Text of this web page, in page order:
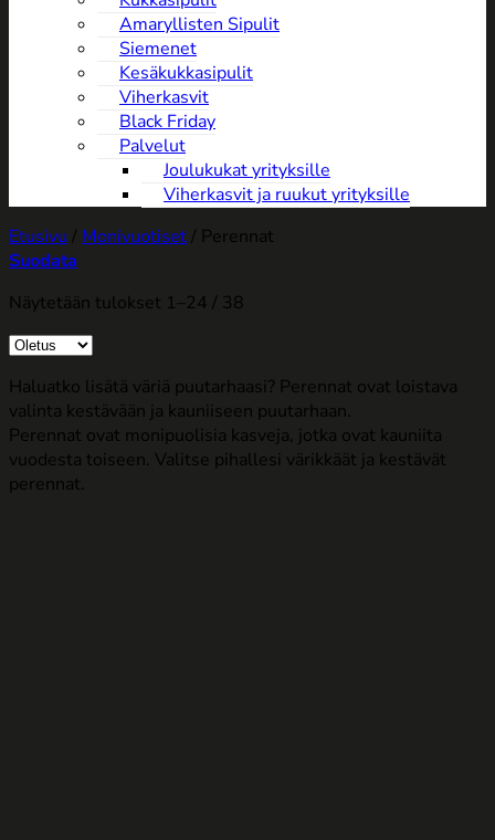
Amaryllisten Sipulit
Siemenet
Kesäkukkasipulit
Viherkasvit
Black Friday
Palvelut
Joulukukat yrityksille
Viherkasvit ja ruukut yrityksille
Etusivu / Monivuotiset/ Perennat
Suodata
Näytetään tulokset 1–24 / 38
Haluatko lisätä väriä puutarhaasi? Perennat ovat loistava
valinta kestävään ja kauniiseen puutarhaan.
Perennat ovat monipuolisia kasveja, jotka ovat kauniita
vuodesta toiseen. Valitse pihallesi värikkäät ja kestävät
perennat.